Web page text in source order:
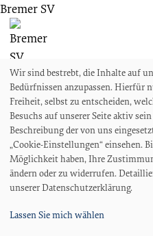
Bremer SV
1921
FS
SV Eintracht Bremen
Bremer SV
Wir sind bestrebt, die Inhalte auf
Bedürfnissen anzupassen. Hierfür
Freiheit, selbst zu entscheiden,
Besuchs auf unserer Seite aktiv
Beschreibung der von uns
„Cookie-Einstellungen“ einsehen.
Möglichkeit haben, Ihre
ändern oder zu widerrufen.
unserer Datenschutzerklärung.
Lassen Sie mich wählen